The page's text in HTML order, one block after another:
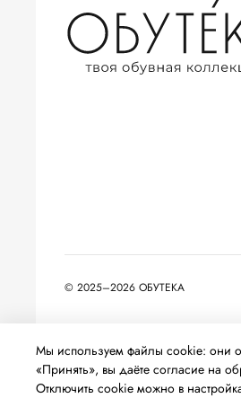
© 2025–2026 ОБУТЕКА
относящихся к предпочтениям
Мы используем файлы cookie: они
«Принять», вы даёте согласие на
Отключить cookie можно в